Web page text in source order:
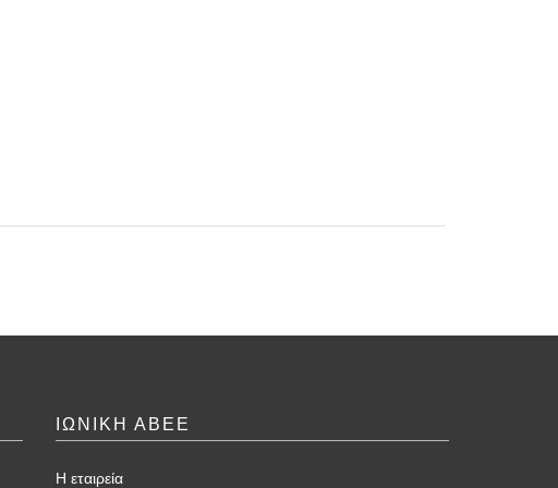
ΙΩΝΙΚΗ ΑΒΕΕ
Η εταιρεία